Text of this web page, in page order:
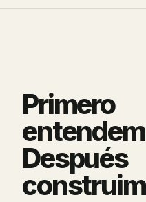
Primero
Después